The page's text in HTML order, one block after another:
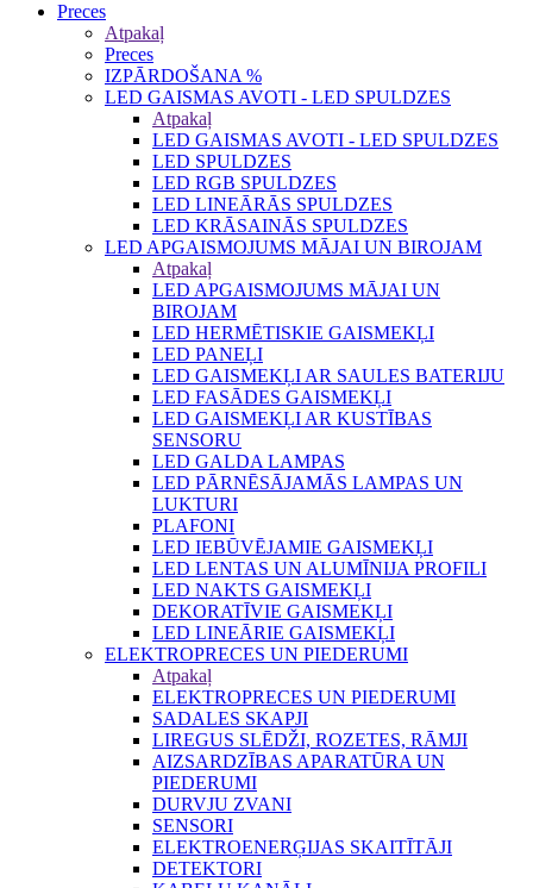
Preces
Atpakaļ
Preces
IZPĀRDOŠANA %
LED GAISMAS AVOTI - LED SPULDZES
Atpakaļ
LED GAISMAS AVOTI - LED SPULDZES
LED SPULDZES
LED RGB SPULDZES
LED LINEĀRĀS SPULDZES
LED KRĀSAINĀS SPULDZES
LED APGAISMOJUMS MĀJAI UN BIROJAM
Atpakaļ
LED APGAISMOJUMS MĀJAI UN
BIROJAM
LED HERMĒTISKIE GAISMEKĻI
LED PANEĻI
LED GAISMEKĻI AR SAULES BATERIJU
LED FASĀDES GAISMEKĻI
LED GAISMEKĻI AR KUSTĪBAS
SENSORU
LED GALDA LAMPAS
LED PĀRNĒSĀJAMĀS LAMPAS UN
LUKTURI
PLAFONI
LED IEBŪVĒJAMIE GAISMEKĻI
LED LENTAS UN ALUMĪNIJA PROFILI
LED NAKTS GAISMEKĻI
DEKORATĪVIE GAISMEKĻI
LED LINEĀRIE GAISMEKĻI
ELEKTROPRECES UN PIEDERUMI
Atpakaļ
ELEKTROPRECES UN PIEDERUMI
SADALES SKAPJI
LIREGUS SLĒDŽI, ROZETES, RĀMJI
AIZSARDZĪBAS APARATŪRA UN
PIEDERUMI
DURVJU ZVANI
SENSORI
ELEKTROENERĢIJAS SKAITĪTĀJI
DETEKTORI